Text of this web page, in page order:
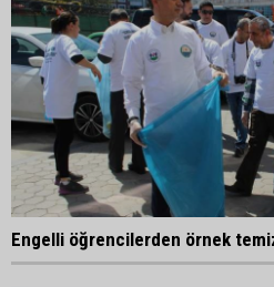
Engelli öğrencilerden örnek